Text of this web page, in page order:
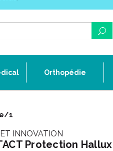
Orthopédie
1
INNOVATION
Protection